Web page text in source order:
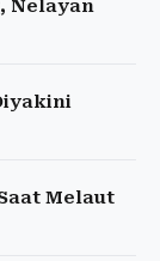
Nelayan
Melaut